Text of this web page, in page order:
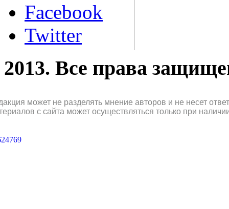
Facebook
Twitter
2013. Все права
может не разделять мнение авторов и не несет
с сайта может осуществляться только при